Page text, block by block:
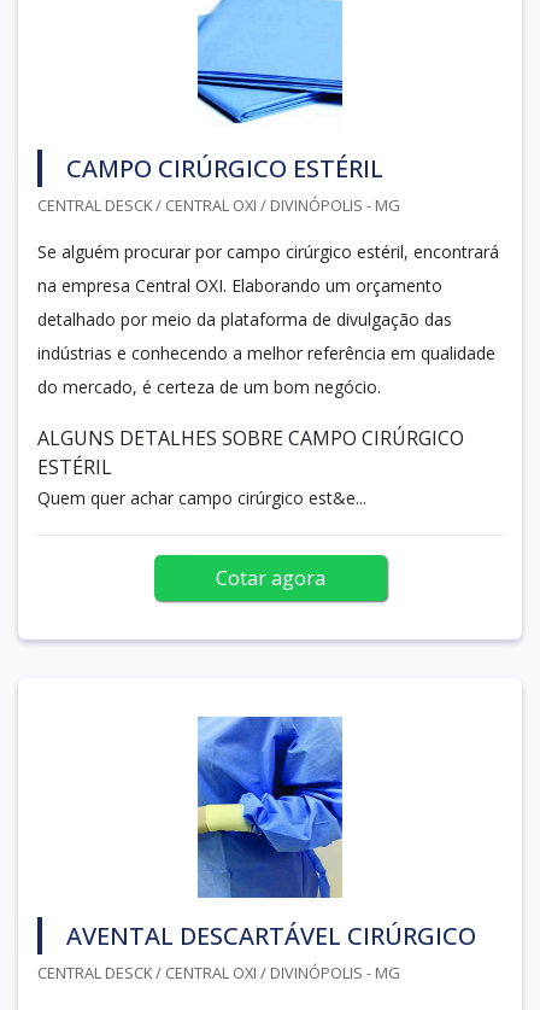
CAMPO CIRÚRGICO ESTÉRIL
CENTRAL DESCK / CENTRAL OXI / DIVINÓPOLIS - MG
Se alguém procurar por campo cirúrgico estéril, encontrará
na empresa Central OXI. Elaborando um orçamento
detalhado por meio da plataforma de divulgação das
indústrias e conhecendo a melhor referência em qualidade
do mercado, é certeza de um bom negócio.
ALGUNS DETALHES SOBRE CAMPO CIRÚRGICO
ESTÉRIL
Quem quer achar campo cirúrgico est&e...
Cotar agora
AVENTAL DESCARTÁVEL CIRÚRGICO
CENTRAL DESCK / CENTRAL OXI / DIVINÓPOLIS - MG